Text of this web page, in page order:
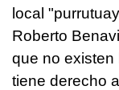
local
Roberto
que no existen
tiene derecho